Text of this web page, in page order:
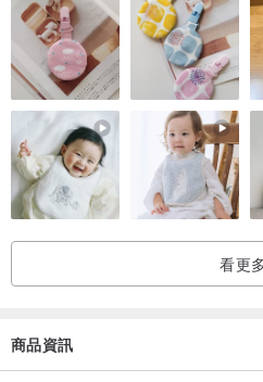
風味：莓果、蔓越莓、葡萄乾、焦糖
●巴西 日曬
風味：果乾、巧克力、焦糖、堅果。
由 尋品•旬品咖啡（Ritrovare Coffee
烘焙師、店主 黃宥澄 親自烘焙打造。
* 2025 WCE 世界盃烘豆大賽台灣選
* 2025 WCRC 世界烘豆賽｜亞軍
用精準的時間與溫度，把花果香氣與
看更
商品資訊